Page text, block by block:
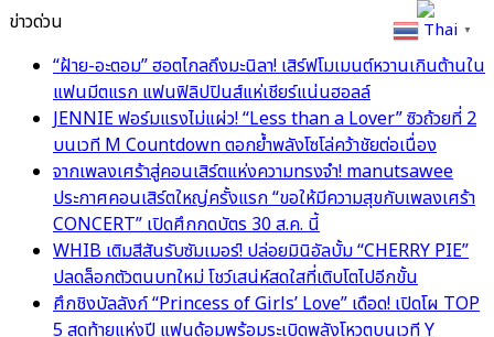
ข่าวด่วน
“ฝ้าย-อะตอม” ฮอตไกลถึงมะนิลา! เสิร์ฟโมเมนต์หวานเกินต้านใน
แฟนมีตแรก แฟนฟิลิปปินส์แห่เชียร์แน่นฮอลล์
JENNIE ฟอร์มแรงไม่แผ่ว! “Less than a Lover” ซิวถ้วยที่ 2
บนเวที M Countdown ตอกย้ำพลังโซโล่คว้าชัยต่อเนื่อง
จากเพลงเศร้าสู่คอนเสิร์ตแห่งความทรงจำ! manutsawee
ประกาศคอนเสิร์ตใหญ่ครั้งแรก “ขอให้มีความสุขกับเพลงเศร้า
CONCERT” เปิดศึกกดบัตร 30 ส.ค. นี้
WHIB เติมสีสันรับซัมเมอร์! ปล่อยมินิอัลบั้ม “CHERRY PIE”
ปลดล็อกตัวตนบทใหม่ โชว์เสน่ห์สดใสที่เติบโตไปอีกขั้น
ศึกชิงบัลลังก์ “Princess of Girls’ Love” เดือด! เปิดโผ TOP
5 สุดท้ายแห่งปี แฟนด้อมพร้อมระเบิดพลังโหวตบนเวที Y
Thai ▼